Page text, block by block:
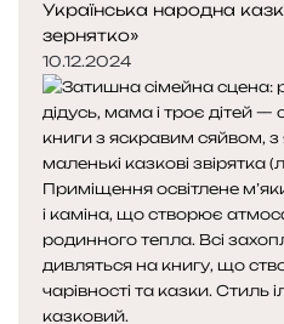
Українська народна
зернятко»
10.12.2024